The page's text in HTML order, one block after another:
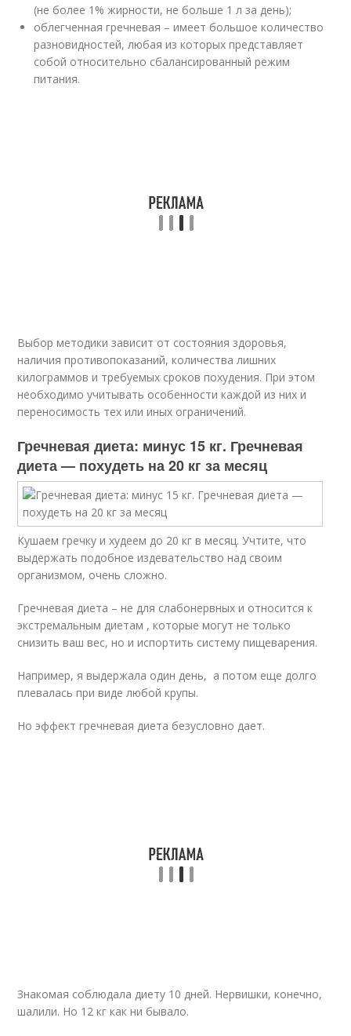
(не более 1% жирности, не больше 1 л за день);
облегченная гречневая – имеет большое количество
разновидностей, любая из которых представляет
собой относительно сбалансированный режим
питания.
Выбор методики зависит от состояния здоровья,
наличия противопоказаний, количества лишних
килограммов и требуемых сроков похудения. При этом
необходимо учитывать особенности каждой из них и
переносимость тех или иных ограничений.
Гречневая диета: минус 15 кг. Гречневая
диета — похудеть на 20 кг за месяц
Кушаем гречку и худеем до 20 кг в месяц. Учтите, что
выдержать подобное издевательство над своим
организмом, очень сложно.
Гречневая диета – не для слабонервных и относится к
экстремальным диетам , которые могут не только
снизить ваш вес, но и испортить систему пищеварения.
Например, я выдержала один день, а потом еще долго
плевалась при виде любой крупы.
Но эффект гречневая диета безусловно дает.
Знакомая соблюдала диету 10 дней. Нервишки, конечно,
шалили. Но 12 кг как ни бывало.